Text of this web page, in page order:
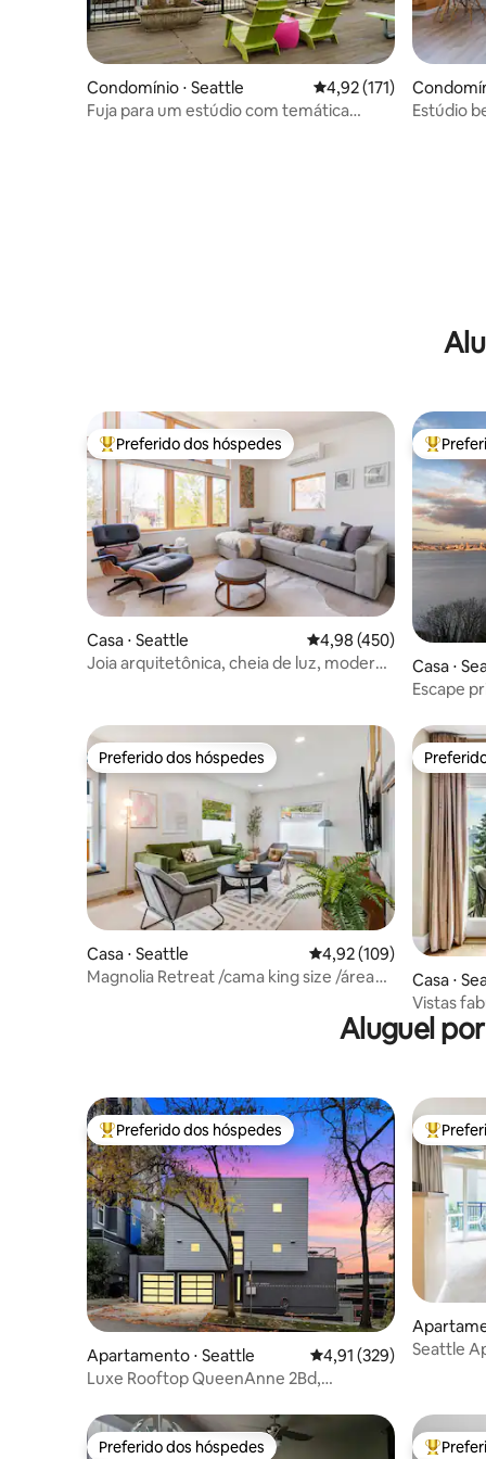
Condomínio ⋅ Seattle 4,92 de uma avaliação
4,92 (171)
Fuja para um estúdio com temática
Estúdio
Entre os melhores preferidos dos hóspedes
Preferido dos hóspedes
Casa ⋅ Seattle 4,98 de uma avaliação
4,98 (450)
Joia arquitetônica, cheia de luz, moderna
Entre
Casa ⋅
Escape
Preferido dos hóspedes
Preferido dos hóspedes
Casa ⋅ Seattle 4,92 de uma avaliação
4,92 (109)
Magnolia Retreat /cama king size /área
Casa ⋅
Vistas
Queen
Aluguel
Entre os melhores preferidos dos hóspedes
Preferido dos hóspedes
Apartamento ⋅ Seattle 4,91 de uma avaliação
4,91 (329)
Luxe Rooftop QueenAnne 2Bd,
Entre
Seattle
Preferido dos hóspedes